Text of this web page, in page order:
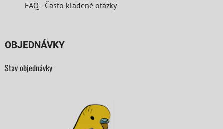
FAQ - Často kladené otázky
OBJEDNÁVKY
Stav objednávky